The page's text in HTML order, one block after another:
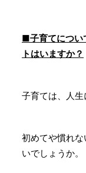
■子育てについ
トはいますか？
子育ては、人生
初めてや慣れ
いでしょうか。